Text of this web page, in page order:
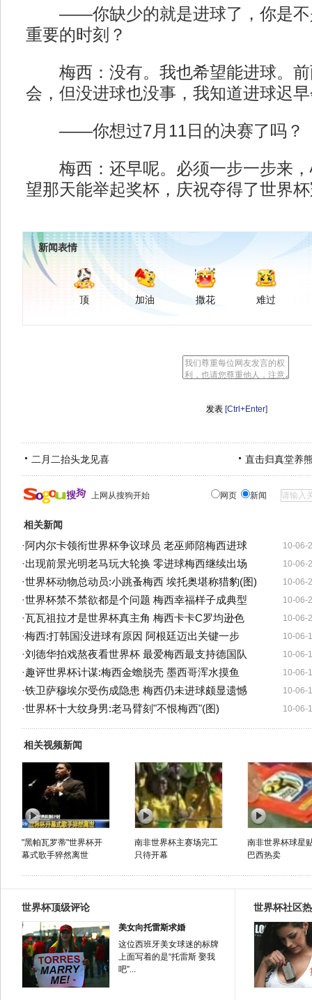
——你缺少的就是进球了，你是不
重要的时刻？
梅西：没有。我也希望能进球。前
会，但没进球也没事，我知道进球迟
——你想过7月11日的决赛了吗？
梅西：还早呢。必须一步一步来，
望那天能举起奖杯，庆祝夺得了世界
新闻表情
顶 加油 撒花 难过
[Ctrl+Enter]
二月二抬头龙见喜 直击归真堂养
上网从搜狗开始 网页 新闻
相关新闻
10-06-
·阿内尔卡领衔世界杯争议球员 老巫师陪梅西进球
10-06-
·出现前景光明老马玩大轮换 零进球梅西继续出场
10-06-
·世界杯动物总动员:小跳蚤梅西 埃托奥堪称猎豹(图)
10-06-
·世界杯禁不禁欲都是个问题 梅西幸福样子成典型
10-06-
·瓦瓦祖拉才是世界杯真主角 梅西卡卡C罗均逊色
10-06-
·梅西:打韩国没进球有原因 阿根廷迈出关键一步
10-06-
·刘德华拍戏熬夜看世界杯 最爱梅西最支持德国队
10-06-
·趣评世界杯计谋:梅西金蟾脱壳 墨西哥浑水摸鱼
10-06-
·铁卫萨穆埃尔受伤成隐患 梅西仍未进球颇显遗憾
10-06-
·世界杯十大纹身男:老马臂刻"不恨梅西"(图)
相关视频新闻
"黑帕瓦罗蒂"世界杯开
幕式歌手猝然离世
南非世界杯主赛场完工
只待开幕
南非世界杯球星
巴西热卖
世界杯顶级评论
美女向托雷斯求婚
这位西班牙美女球迷的标牌
上面写着的是“托雷斯 娶我
吧”...
世界杯社区